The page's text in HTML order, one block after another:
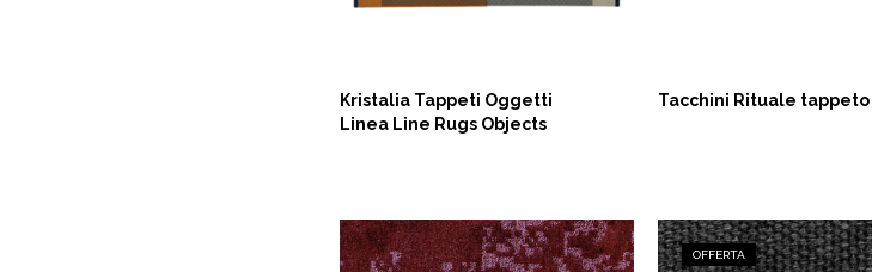
Kristalia Tappeti Oggetti
Linea Line Rugs Objects
Tacchini Rituale tappeto
ASK NOW
OFFERTA